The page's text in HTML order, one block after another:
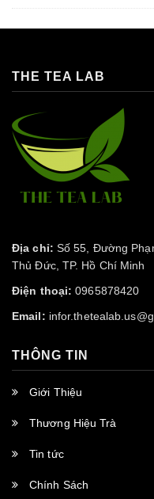
THE TEA LAB
Địa chỉ: Số 55, Đường
Thủ Đức, TP. Hồ Chí Minh
Điện thoại: 0965878420
Email:
THÔNG TIN
Giới Thiệu
Thương Hiệu Trà
Tin tức
Chính Sách